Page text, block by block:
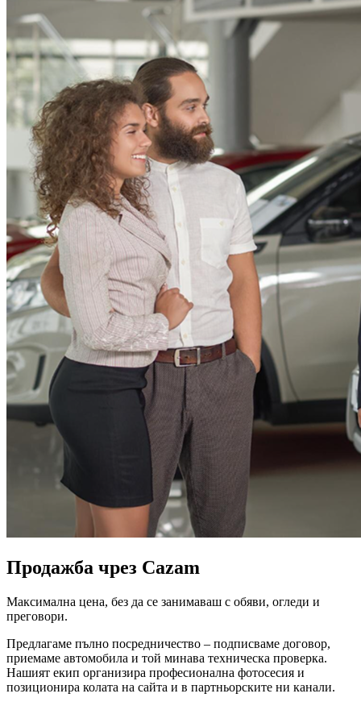
Продажба чрез Cazam
Максимална цена, без да се занимаваш с обяви, огледи и
преговори.
Предлагаме пълно посредничество – подписваме договор,
приемаме автомобила и той минава техническа проверка.
Нашият екип организира професионална фотосесия и
позиционира колата на сайта и в партньорските ни канали.